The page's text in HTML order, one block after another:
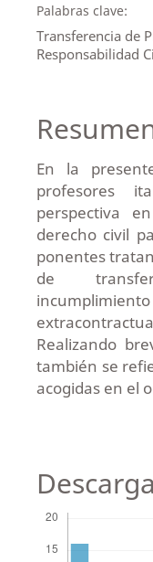
Palabras clave:
Transferencia de
Responsabilidad
En la
profesores
perspectiva
derecho civil
ponentes
de
Realizando
también se
acogidas en el